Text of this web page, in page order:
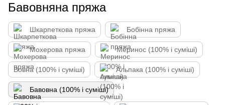
Бавовняна пряжа
Шкарпеткова пряжа Бобінна пряжа
Мохерова пряжа Меринос (100% і суміші)
Вовна (100% і суміші) Альпака (100% і суміші)
Бавовна (100% і суміші)